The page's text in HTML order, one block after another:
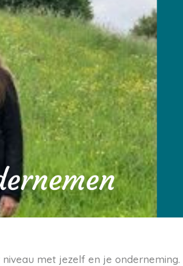
met jezelf en je onderneming.